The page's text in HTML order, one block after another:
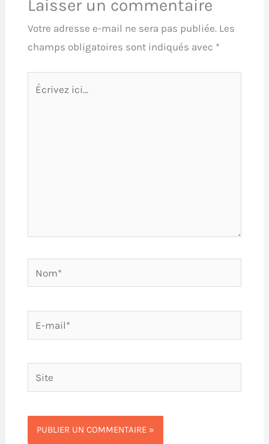
Laisser un commentaire
Votre adresse e-mail ne sera pas publiée. Les
champs obligatoires sont indiqués avec *
E-
mail*
Site